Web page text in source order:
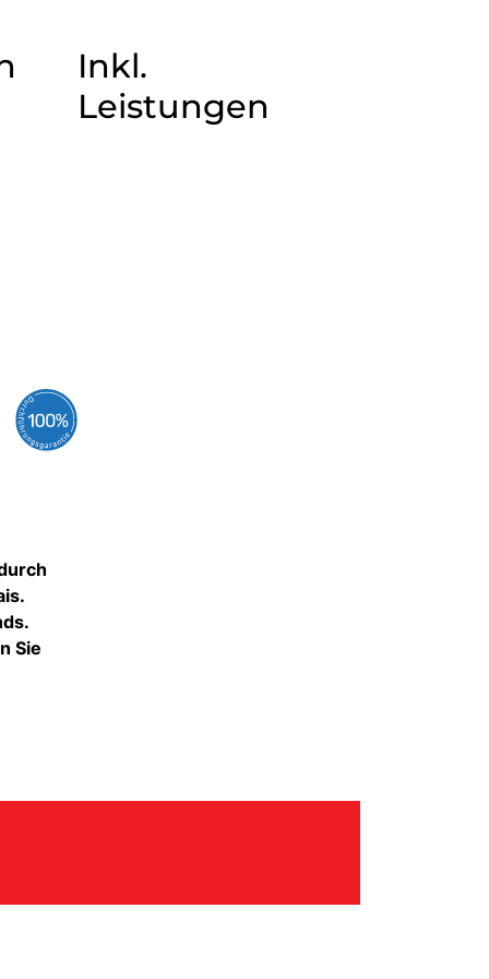
Inkl.
Leistungen
Sie